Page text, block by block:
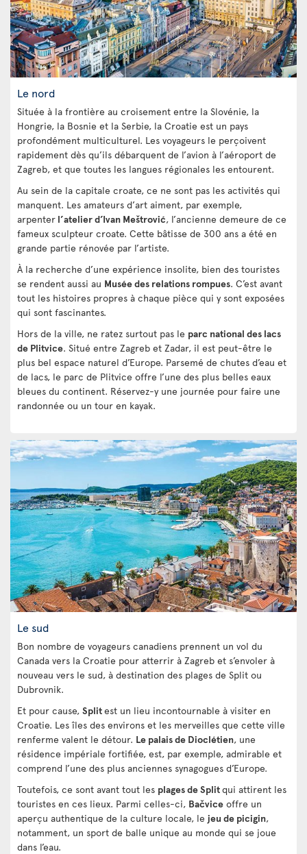
Le nord
Située à la frontière au croisement entre la Slovénie, la
Hongrie, la Bosnie et la Serbie, la Croatie est un pays
profondément multiculturel. Les voyageurs le perçoivent
rapidement dès qu’ils débarquent de l’avion à l’aéroport de
Zagreb, et que toutes les langues régionales les entourent.
Au sein de la capitale croate, ce ne sont pas les activités qui
manquent. Les amateurs d’art aiment, par exemple,
arpenter l’atelier d’Ivan Meštrović, l’ancienne demeure de ce
fameux sculpteur croate. Cette bâtisse de 300 ans a été en
grande partie rénovée par l’artiste.
À la recherche d’une expérience insolite, bien des touristes
se rendent aussi au Musée des relations rompues. C’est avant
tout les histoires propres à chaque pièce qui y sont exposées
qui sont fascinantes.
Hors de la ville, ne ratez surtout pas le parc national des lacs
de Plitvice. Situé entre Zagreb et Zadar, il est peut-être le
plus bel espace naturel d’Europe. Parsemé de chutes d’eau et
de lacs, le parc de Plitvice offre l’une des plus belles eaux
bleues du continent. Réservez-y une journée pour faire une
randonnée ou un tour en kayak.
Le sud
Bon nombre de voyageurs canadiens prennent un vol du
Canada vers la Croatie pour atterrir à Zagreb et s’envoler à
nouveau vers le sud, à destination des plages de Split ou
Dubrovnik.
Et pour cause, Splitest un lieu incontournable à visiter en
Croatie. Les îles des environs et les merveilles que cette ville
renferme valent le détour. Le palais de Dioclétien, une
résidence impériale fortifiée, est, par exemple, admirable et
comprend l’une des plus anciennes synagogues d’Europe.
Toutefois, ce sont avant tout les plages de Splitqui attirent les
touristes en ces lieux. Parmi celles-ci, Bačvice offre un
aperçu authentique de la culture locale, le jeu de picigin,
notamment, un sport de balle unique au monde qui se joue
dans l’eau.